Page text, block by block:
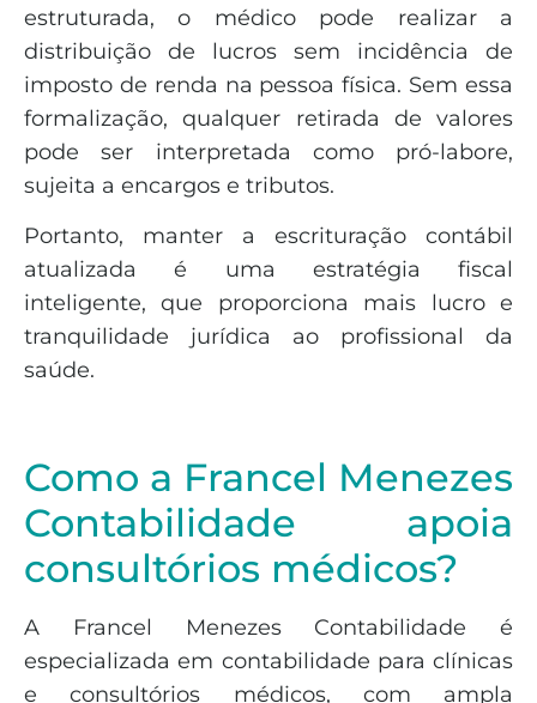
estruturada, o médico pode realizar a
distribuição de lucros sem incidência de
imposto de renda na pessoa física. Sem essa
formalização, qualquer retirada de valores
pode ser interpretada como pró-labore,
sujeita a encargos e tributos.
Portanto, manter a escrituração contábil
atualizada é uma estratégia fiscal
inteligente, que proporciona mais lucro e
tranquilidade jurídica ao profissional da
saúde.
Como a Francel Menezes
Contabilidade apoia
consultórios médicos?
A Francel Menezes Contabilidade é
especializada em contabilidade para clínicas
e consultórios médicos, com ampla